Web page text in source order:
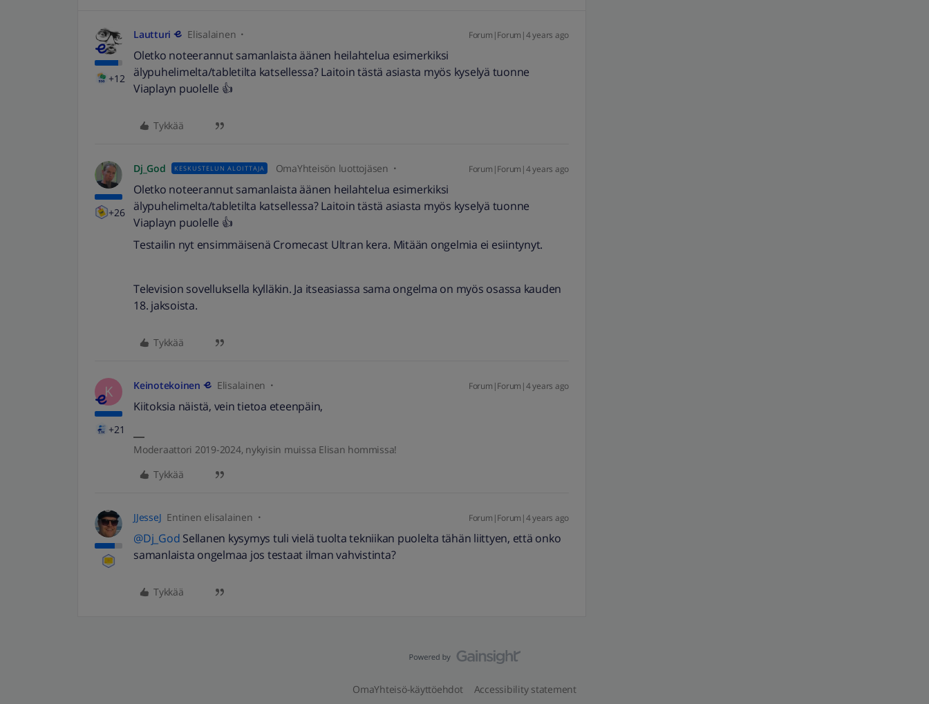
+12
Lautturi Elisalainen Forum|Forum|4 years ago
Oletko noteerannut samanlaista äänen heilahtelua esimerkiksi
älypuhelimelta/tabletilta katsellessa? Laitoin tästä asiasta myös kyselyä tuonne
Viaplayn puolelle 👍
Tykkää
+26
Dj_God KESKUSTELUN ALOITTAJA OmaYhteisön luottojäsen Forum|Forum|4 years ago
Oletko noteerannut samanlaista äänen heilahtelua esimerkiksi
älypuhelimelta/tabletilta katsellessa? Laitoin tästä asiasta myös kyselyä tuonne
Viaplayn puolelle 👍
Testailin nyt ensimmäisenä Cromecast Ultran kera. Mitään ongelmia ei esiintynyt.
Television sovelluksella kylläkin. Ja itseasiassa sama ongelma on myös osassa kauden
18. jaksoista.
Tykkää
K
+21
Keinotekoinen Elisalainen Forum|Forum|4 years ago
Kiitoksia näistä, vein tietoa eteenpäin,
Moderaattori 2019-2024, nykyisin muissa Elisan hommissa!
Tykkää
JJesseJ Entinen elisalainen Forum|Forum|4 years ago
@Dj_God Sellanen kysymys tuli vielä tuolta tekniikan puolelta tähän liittyen, että onko
samanlaista ongelmaa jos testaat ilman vahvistinta?
Tykkää
OmaYhteisö-käyttöehdot Accessibility statement